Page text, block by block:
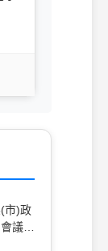
市)政
議，
列何